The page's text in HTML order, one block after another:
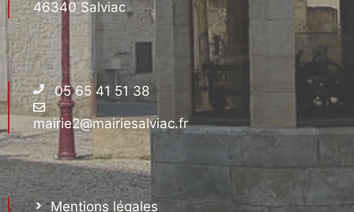
46340 Salviac
05 65 41 51 38
mairie2@mairiesalviac.fr
Mentions légales